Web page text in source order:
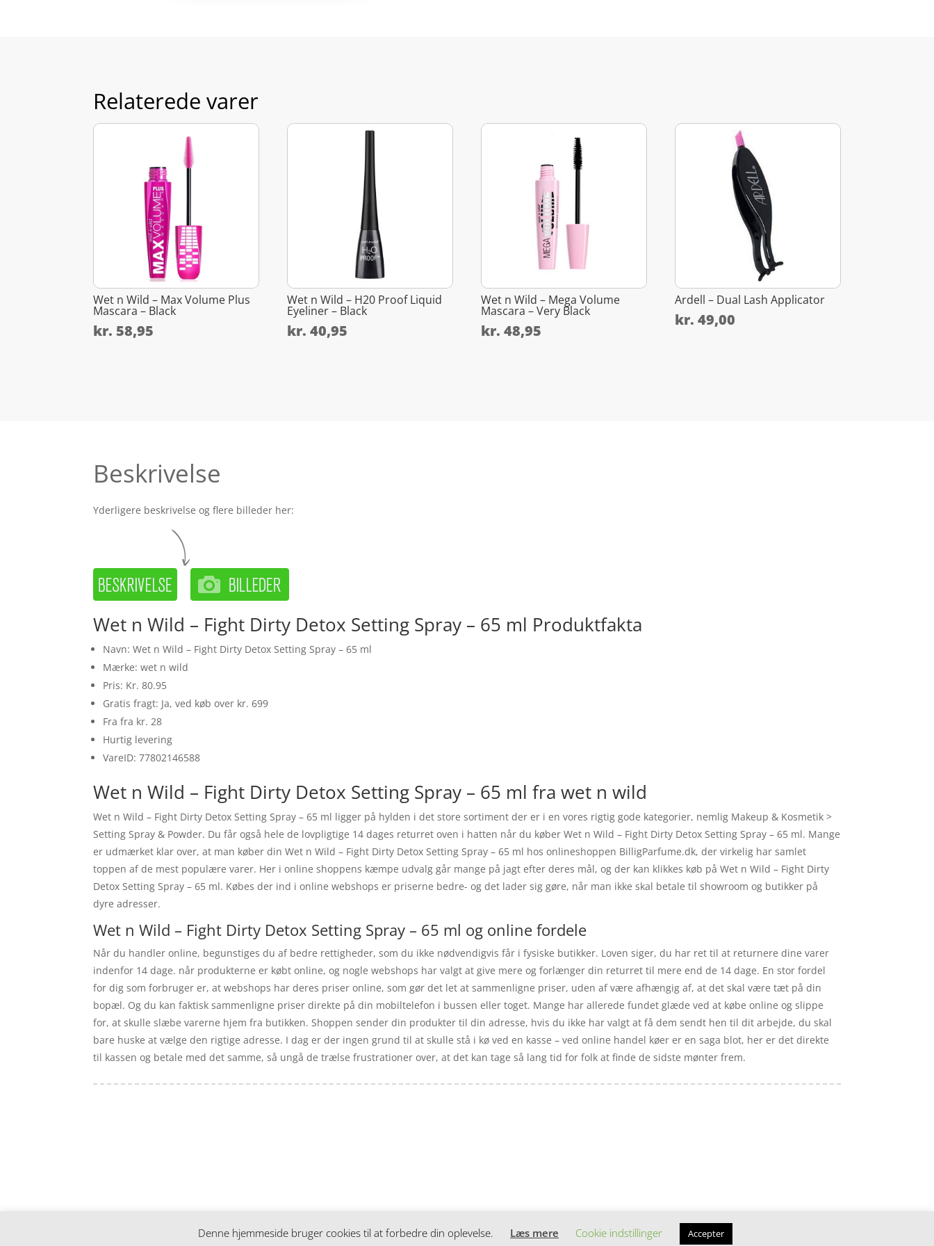
Relaterede varer
Wet n Wild – Max Volume Plus
Mascara – Black
kr. 58,95
Wet n Wild – H20 Proof Liquid
Eyeliner – Black
kr. 40,95
Wet n Wild – Mega Volume
Mascara – Very Black
kr. 48,95
Ardell – Dual Lash Applicator
kr. 49,00
Beskrivelse
Yderligere beskrivelse og flere billeder her:
Wet n Wild – Fight Dirty Detox Setting Spray – 65 ml Produktfakta
Navn: Wet n Wild – Fight Dirty Detox Setting Spray – 65 ml
Mærke: wet n wild
Pris: Kr. 80.95
Gratis fragt: Ja, ved køb over kr. 699
Fra fra kr. 28
Hurtig levering
VareID: 77802146588
Wet n Wild – Fight Dirty Detox Setting Spray – 65 ml fra wet n wild
Wet n Wild – Fight Dirty Detox Setting Spray – 65 ml ligger på hylden i det store sortiment der er i en vores rigtig gode kategorier, nemlig Makeup & Kosmetik >
Setting Spray & Powder. Du får også hele de lovpligtige 14 dages returret oven i hatten når du køber Wet n Wild – Fight Dirty Detox Setting Spray – 65 ml. Mange
er udmærket klar over, at man køber din Wet n Wild – Fight Dirty Detox Setting Spray – 65 ml hos onlineshoppen BilligParfume.dk, der virkelig har samlet
toppen af de mest populære varer. Her i online shoppens kæmpe udvalg går mange på jagt efter deres mål, og der kan klikkes køb på Wet n Wild – Fight Dirty
Detox Setting Spray – 65 ml. Købes der ind i online webshops er priserne bedre- og det lader sig gøre, når man ikke skal betale til showroom og butikker på
dyre adresser.
Wet n Wild – Fight Dirty Detox Setting Spray – 65 ml og online fordele
Når du handler online, begunstiges du af bedre rettigheder, som du ikke nødvendigvis får i fysiske butikker. Loven siger, du har ret til at returnere dine varer
indenfor 14 dage. når produkterne er købt online, og nogle webshops har valgt at give mere og forlænger din returret til mere end de 14 dage. En stor fordel
for dig som forbruger er, at webshops har deres priser online, som gør det let at sammenligne priser, uden af være afhængig af, at det skal være tæt på din
bopæl. Og du kan faktisk sammenligne priser direkte på din mobiltelefon i bussen eller toget. Mange har allerede fundet glæde ved at købe online og slippe
for, at skulle slæbe varerne hjem fra butikken. Shoppen sender din produkter til din adresse, hvis du ikke har valgt at få dem sendt hen til dit arbejde, du skal
bare huske at vælge den rigtige adresse. I dag er der ingen grund til at skulle stå i kø ved en kasse – ved online handel køer er en saga blot, her er det direkte
til kassen og betale med det samme, så ungå de trælse frustrationer over, at det kan tage så lang tid for folk at finde de sidste mønter frem.
Denne hjemmeside bruger cookies til at forbedre din oplevelse. Læs mere Cookie indstillinger Accepter